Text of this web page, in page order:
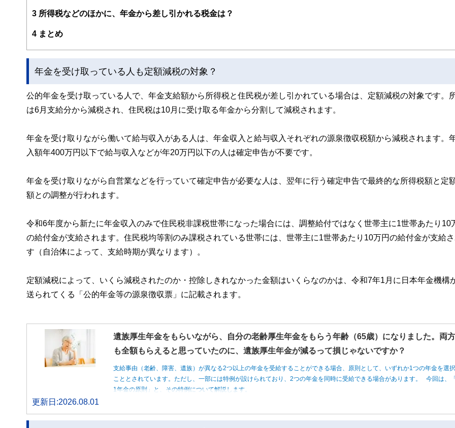
私たちは、快適でより良い生活のアイデアを提供するお金のコンシェルジュを目指します。
3 所得税などのほかに、年金から差し引かれる税金は？
4 まとめ
年金を受け取っている人も定額減税の対象？
公的年金を受け取っている人で、年金支給額から所得税と住民税が差し引かれている場合は、定額減税の対象です。
は6月支給分から減税され、住民税は10月に受け取る年金から分割して減税されます。
年金を受け取りながら働いて給与収入がある人は、年金収入と給与収入それぞれの源泉徴収税額から減税されます。
入額年400万円以下で給与収入などが年20万円以下の人は確定申告が不要です。
年金を受け取りながら自営業などを行っていて確定申告が必要な人は、翌年に行う確定申告で最終的な所得税額と定
額との調整が行われます。
令和6年度から新たに年金収入のみで住民税非課税世帯になった場合には、調整給付ではなく世帯主に1世帯あたり10
の給付金が支給されます。住民税均等割のみ課税されている世帯には、世帯主に1世帯あたり10万円の給付金が支給
す（自治体によって、支給時期が異なります）。
定額減税によって、いくら減税されたのか・控除しきれなかった金額はいくらなのかは、令和7年1月に日本年金機構
送られてくる「公的年金等の源泉徴収票」に記載されます。
遺族厚生年金をもらいながら、自分の老齢厚生年金をもらう年齢（65歳）になりました。両
も全額もらえると思っていたのに、遺族厚生年金が減るって損じゃないですか？
支給事由（老齢、障害、遺族）が異なる2つ以上の年金を受給することができる場合、原則として、いずれか1つの年金を選
こととされています。ただし、一部には特例が設けられており、2つの年金を同時に受給できる場合があります。 今回は、
1年金の原則」と、その特例について解説します。
更新日:2026.08.01